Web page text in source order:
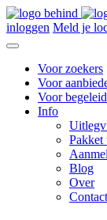
inloggen Meld je
Voor zoekers
Voor
Voor
Info
Pakket
Blog
Over
Contact